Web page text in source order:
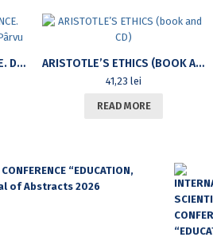
METAPHYSICS AND SCIENCE. DEDICATED TO PROFESSOR ILIE PÂRVU ARISTOTLE’S ETHICS (BOOK AND CD)
41,23lei
READ MORE
“EDUCATION,
of Abstracts 2026